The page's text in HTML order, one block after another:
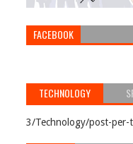
FACEBOOK
TECHNOLOGY
3/Technology/post-per-